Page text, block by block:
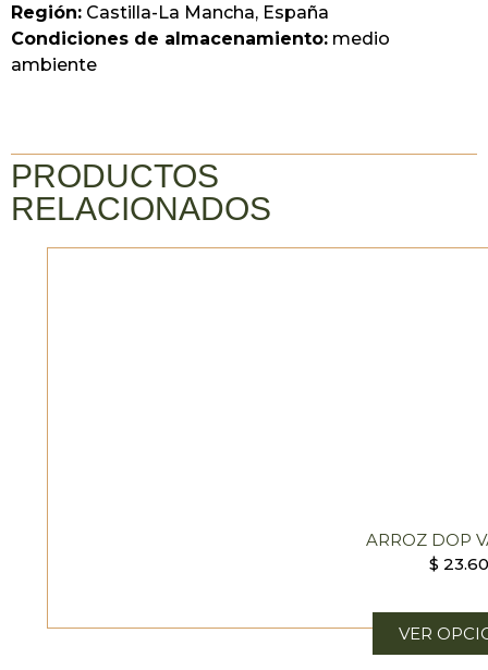
Región: Castilla-La Mancha, España
Condiciones de almacenamiento: medio
ambiente
PRODUCTOS
RELACIONADOS
ARROZ DOP
$
VER